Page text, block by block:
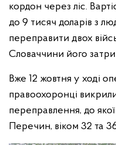
кордон через ліс.
до 9 тисяч доларів з
переправити двох
Словаччини його
Вже 12 жовтня у ході
правоохоронці
переправлення, до
Перечин, віком 32 та